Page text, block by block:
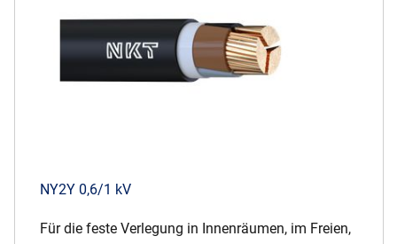
NY2Y 0,6/1 kV
Für die feste Verlegung in Innenräumen, im Freien,